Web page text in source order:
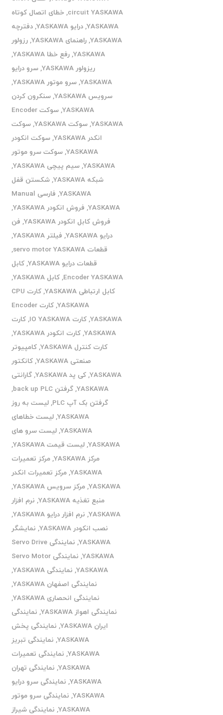
circuit YASKAWA
,خطای اتصال کوتاه
YASKAWA
,درایو YASKAWA ,دفترچه
YASKAWA
,راهنمای YASKAWA ,رزولور
YASKAWA
,رفع خطا YASKAWA
,
ریزولور YASKAWA
,سرو درایو
YASKAWA
,سرو موتور YASKAWA
,
سرویس YASKAWA
,سنکرون کردن
YASKAWA
,
سوکت Encoder
YASKAWA
,سوکت YASKAWA ,سوکت
انکدر YASKAWA
,سوکت انکودر
YASKAWA
,سوکت سرو موتور
YASKAWA
,سیم پیچی YASKAWA
,
شبکه YASKAWA
,شکستن قفل
YASKAWA
,
فارسی Manual
YASKAWA
, فروش انکودر YASKAWA
,
فروش کابل انکودر YASKAWA
, فن
درایو YASKAWA
, فیلتر YASKAWA
,
قطعات servo motor YASKAWA
,
قطعات درایو YASKAWA
,کابل
Encoder YASKAWA
,کابل YASKAWA
,
کابل ارتباطی YASKAWA
,
کارت CPU
YASKAWA
,
کارت Encoder
YASKAWA
,کارت IO YASKAWA ,کارت
YASKAWA
,کارت انکودر YASKAWA
,
کارت کنترل YASKAWA
,کامپیوتر
صنعتی YASKAWA
,کانکتور
YASKAWA
,کی پد YASKAWA ,گارانتی
YASKAWA
,گرفتن back up PLC
,
گرفتن بک آپ PLC
,لیست به روز
YASKAWA
,لیست خطاهای
YASKAWA
,لیست سرو های
YASKAWA
,لیست قیمت YASKAWA
,
مرکز YASKAWA
,مرکز تعمیرات
YASKAWA
,مرکز تعمیرات انکدر
YASKAWA
,مرکز سرویس YASKAWA
,
منبع تغذیه YASKAWA
, نرم افزار
YASKAWA
, نرم افزار درایو YASKAWA
,
نصب انکودر YASKAWA
, نمایشگر
YASKAWA
,
نمایندگی Servo Drive
YASKAWA
,
نمایندگی Servo Motor
YASKAWA
, نمایندگی YASKAWA
,
نمایندگی اصفهان YASKAWA
,
نمایندگی انحصاری YASKAWA
,
نمایندگی اهواز YASKAWA
, نمایندگی
ایران YASKAWA
, نمایندگی پخش
YASKAWA
, نمایندگی تبریز
YASKAWA
, نمایندگی تعمیرات
YASKAWA
, نمایندگی تهران
YASKAWA
, نمایندگی سرو درایو
YASKAWA
, نمایندگی سرو موتور
YASKAWA
, نمایندگی شیراز